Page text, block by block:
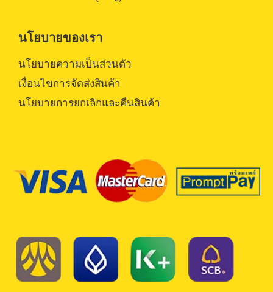
นโยบายของเรา
นโยบายความเป็นส่วนตัว
เงื่อนไขการจัดส่งสินค้า
นโยบายการยกเลิกและคืนสินค้า